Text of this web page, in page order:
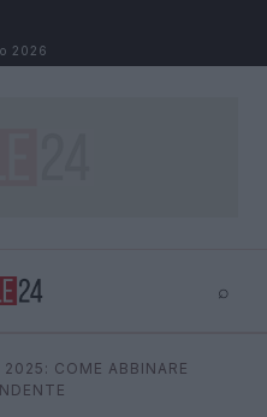
2026
⌕
⌕
COME ABBINARE